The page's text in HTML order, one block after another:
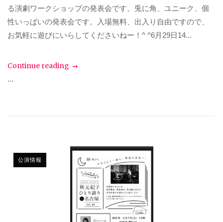
る演劇ワークショップの発表会です。兎に角、ユニーク、個
性いっぱいの発表会です。入場無料、出入り自由ですので、
お気軽に遊びにいらしてくださいねー！^ ^6月29日14...
Continue reading
...
公演情報